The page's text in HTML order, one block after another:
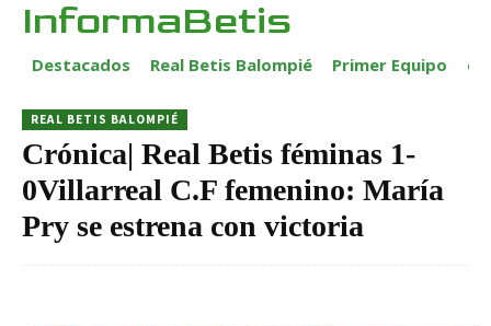
InformaBetis
Destacados Real Betis Balompié Primer Equipo
REAL BETIS BALOMPIÉ
Crónica| Real Betis féminas 1-
0Villarreal C.F femenino: María
Pry se estrena con victoria